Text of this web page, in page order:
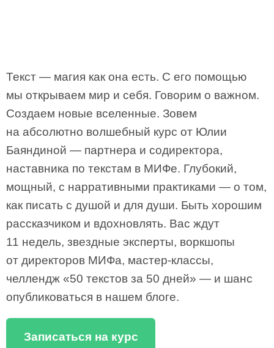
Текст — магия как она есть. С его помощью
мы открываем мир и себя. Говорим о важном.
Создаем новые вселенные. Зовем
на абсолютно волшебный курс от Юлии
Баяндиной — партнера и содиректора,
наставника по текстам в МИФе. Глубокий,
мощный, с нарративными практиками — о том,
как писать с душой и для души. Быть хорошим
рассказчиком и вдохновлять. Вас ждут
11 недель, звездные эксперты, воркшопы
от директоров МИФа, мастер-классы,
челлендж «50 текстов за 50 дней» — и шанс
опубликоваться в нашем блоге.
Записаться на курс